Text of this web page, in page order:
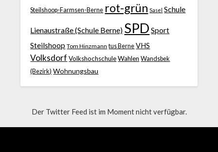
Steilshoop-Farmsen-Berne rot-grün Sasel Schule
Lienaustraße (Schule Berne) SPD Sport
Steilshoop Tom Hinzmann tus Berne VHS
Volksdorf Volkshochschule Wahlen Wandsbek
(Bezirk) Wohnungsbau
Der Twitter Feed ist im Moment nicht verfügbar.